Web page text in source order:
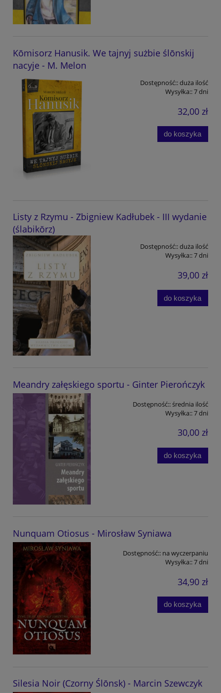
Kōmisorz Hanusik. We tajnyj sużbie ślōnskij
nacyje - M. Melon
Dostępność::duża ilość
Wysyłka::7 dni
32,00 zł
do koszyka
Listy z Rzymu - Zbigniew Kadłubek - III wydanie
(ślabikŏrz)
Dostępność::duża ilość
Wysyłka::7 dni
39,00 zł
do koszyka
Meandry załęskiego sportu - Ginter Pierończyk
Dostępność::średnia ilość
Wysyłka::7 dni
30,00 zł
do koszyka
Nunquam Otiosus - Mirosław Syniawa
Dostępność:: na wyczerpaniu
Wysyłka::7 dni
34,90 zł
do koszyka
Silesia Noir (Czorny Ślōnsk) - Marcin Szewczyk